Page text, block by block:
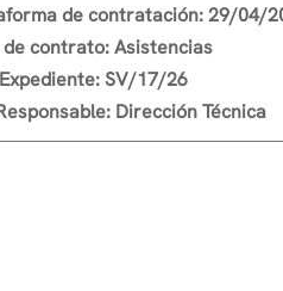
de contratación: 29/04/
de contrato: Asistencias
SV/17/26
Dirección Técnica